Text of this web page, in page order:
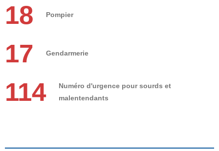
18 Pompier
17 Gendarmerie
114
Numéro d'urgence pour sourds et
malentendants